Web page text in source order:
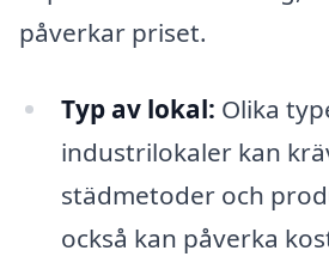
påverkar priset.
Typ av lokal: Olika
industrilokaler kan
städmetoder och
också kan påverka